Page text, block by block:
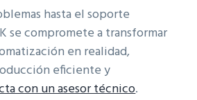
hasta el soporte
se compromete a transformar
en realidad,
eficiente y
con un asesor técnico.